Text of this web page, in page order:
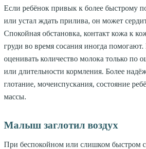
Если ребёнок привык к более быстрому
или устал ждать прилива, он может
Спокойная обстановка, контакт кожа к
груди во время сосания иногда помогают.
оценивать количество молока только по
или длительности кормления. Более
глотание, мочеиспускания, состояние
массы.
Малыш заглотил воздух
При беспокойном или слишком быстром